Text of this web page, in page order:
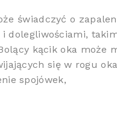
świadczyć o
dolegliwościami,
kącik oka może
się w rogu
spojówek,